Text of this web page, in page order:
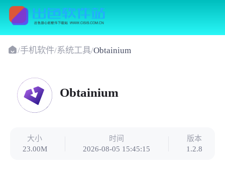
/手机软件/系统工具/Obtainium
Obtainium
大小
23.00M
时间
2026-08-05 15:45:15
版本
1.2.8